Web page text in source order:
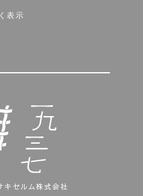
表示
キセルム株式会社